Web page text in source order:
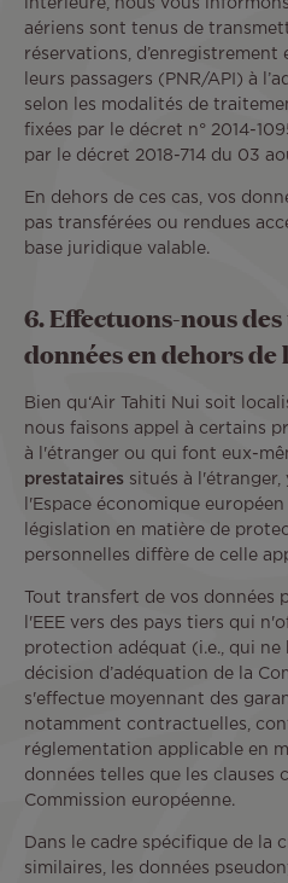
intérieure, nous vous
aériens sont tenus de
réservations, d’enregistrement
leurs passagers (PNR/API) à
selon les modalités de
fixées par le décret n° 2014-
par le décret 2018-714 du 03
En dehors de ces cas, vos
pas transférées ou rendues
base juridique valable.
6. Effectuons-nous
données en dehors de
Bien qu‘Air Tahiti Nui soit
nous faisons appel à certains
à l'étranger ou qui font eux-
prestataires situés à l'étranger,
l'Espace économique
législation en matière de
personnelles diffère de celle
Tout transfert de vos données
l'EEE vers des pays tiers qui
protection adéquat (i.e., qui ne
décision d’adéquation de la
s'effectue moyennant des
notamment contractuelles,
réglementation applicable en
données telles que les clauses
Commission européenne.
Dans le cadre spécifique de la
similaires, les données